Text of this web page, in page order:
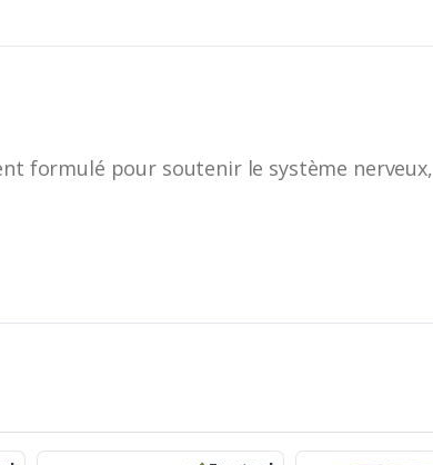
formulé pour soutenir le système nerveux,